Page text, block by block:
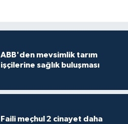
ABB'den mevsimlik tarım
işçilerine sağlık buluşması
Faili meçhul 2 cinayet daha